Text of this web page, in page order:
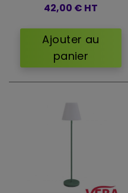
42,00 € HT
Ajouter au
panier